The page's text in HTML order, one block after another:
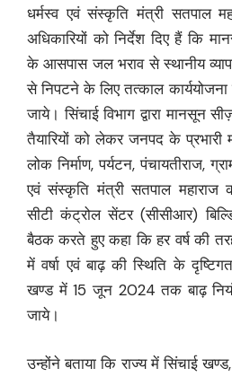
धर्मस्व एवं संस्कृति मंत्री सतपाल
अधिकारियों को निर्देश दिए हैं कि
के आसपास जल भराव से स्थानीय
से निपटने के लिए तत्काल
जाये। सिंचाई विभाग द्वारा मानसून
तैयारियों को लेकर जनपद के
लोक निर्माण, पर्यटन, पंचायतीराज,
एवं संस्कृति मंत्री सतपाल महाराज
सीटी कंट्रोल सेंटर (सीसीआर)
बैठक करते हुए कहा कि हर वर्ष की
में वर्षा एवं बाढ़ की स्थिति के
खण्ड में 15 जून 2024 तक बाढ़
जाये।
उन्होंने बताया कि राज्य में सिंचाई